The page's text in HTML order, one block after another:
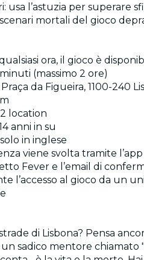
usa l’astuzia per superare
mortali del gioco
ora, il gioco è
(massimo 2 ore)
da Figueira, 1100-240
location
anni in su
in inglese
viene svolta tramite
Fever e l’email di
l’accesso al gioco da un
di Lisbona? Pensa
sadico mentore